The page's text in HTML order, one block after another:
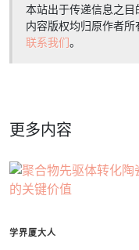
本站出于传递信息之目
内容版权均归原作者
联系我们。
更多内容
学界厦大人